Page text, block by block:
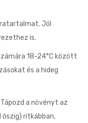
Jól
is.
18-24°C között
és a hideg
a növényt az
ritkábban,